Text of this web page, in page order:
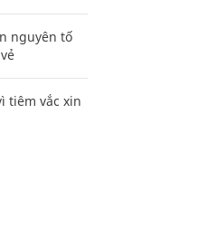
nguyên tố
tiêm vắc xin